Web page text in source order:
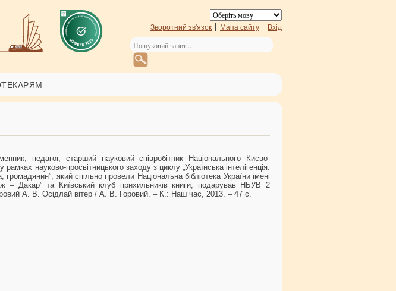
Зворотний зв'язок Мапа сайту Вхід
педагог, старший науковий співробітник Національного Києво-
науково-просвітницького заходу з циклу „Українська інтелігенція:
який спільно провели Національна бібліотека України імені
– Дакар” та Київський клуб прихильників книги, подарував НБУВ 2
А. В. Осідлай вітер / А. В. Горовий. – К.: Наш час, 2013. – 47 с.